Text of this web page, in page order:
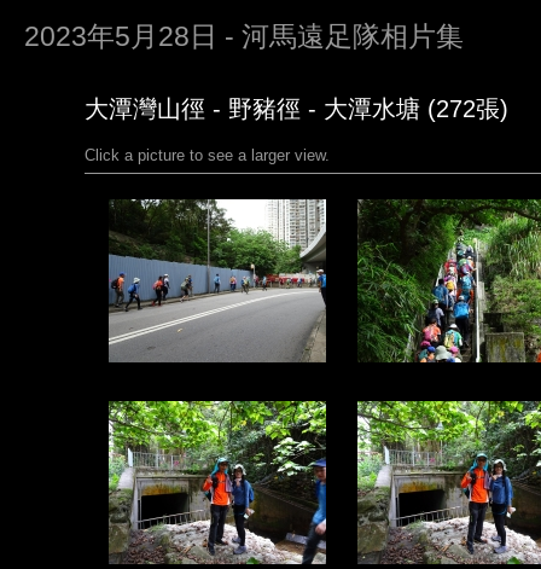
2023年5月28日 - 河馬遠足隊相片集
大潭灣山徑 - 野豬徑 - 大潭水塘 (272張)
Click a picture to see a larger view.